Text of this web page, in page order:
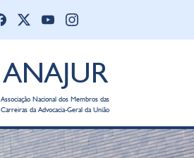
ANAJUR
Associação Nacional dos Membros das
Carreiras da Advocacia-Geral da União